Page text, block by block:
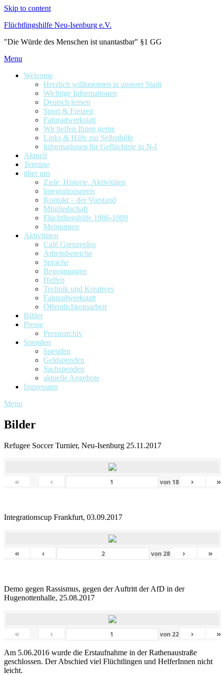
Skip to content
Flüchtlingshilfe Neu-Isenburg e.V.
"Die Würde des Menschen ist unantastbar" §1 GG
Menu
Welcome
Herzlich willkommen in unserer Stadt
Wichtige Informationen
Deutsch lernen
Sport & Freizeit
Fahrradwerkstatt
Wir helfen Ihnen gerne
Links & Hilfe zur Selbsthilfe
Informationen für Geflüchtete in N-I
Aktuell
Termine
über uns
Ziele, Historie, Aktivitäten
Integrationspreis
Kontakt – der Vorstand
Mitgliedschaft
Flüchtlingshilfe 1986-1989
Meinungen
Aktivitäten
Café Grenzenlos
Arbeitsbereiche
Sprache
Begegnungen
Helfen
Technik und Kreatives
Fahrradwerkstatt
Öffentlichkeitsarbeit
Bilder
Presse
Pressearchiv
Spenden
Spenden
Geldspenden
Sachspenden
aktuelle Angebote
Impressum
Menu
Bilder
Refugee Soccer Turnier, Neu-Isenburg 25.11.2017
« ‹ von 18 › »
Integrationscup Frankfurt, 03.09.2017
« ‹ von28 › »
Demo gegen Rassismus, gegen der Auftritt der AfD in der
Hugenottenhalle, 25.08.2017
« ‹ von 22 › »
Am 5.06.2016 wurde die Erstaufnahme in der Rathenaustraße
geschlossen. Der Abschied viel Flüchtlingen und HelferInnen nicht
leicht.